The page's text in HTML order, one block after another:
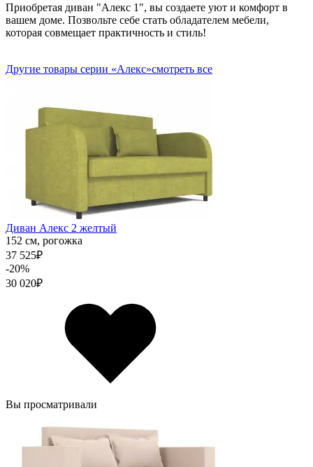
Приобретая диван "Алекс 1", вы создаете уют и комфорт в
вашем доме. Позвольте себе стать обладателем мебели,
которая совмещает практичность и стиль!
Другие товары серии «Алекс»смотреть все
Диван Алекс 2 желтый
152 см, рогожка
37 525₽
-20%
30 020₽
Вы просматривали